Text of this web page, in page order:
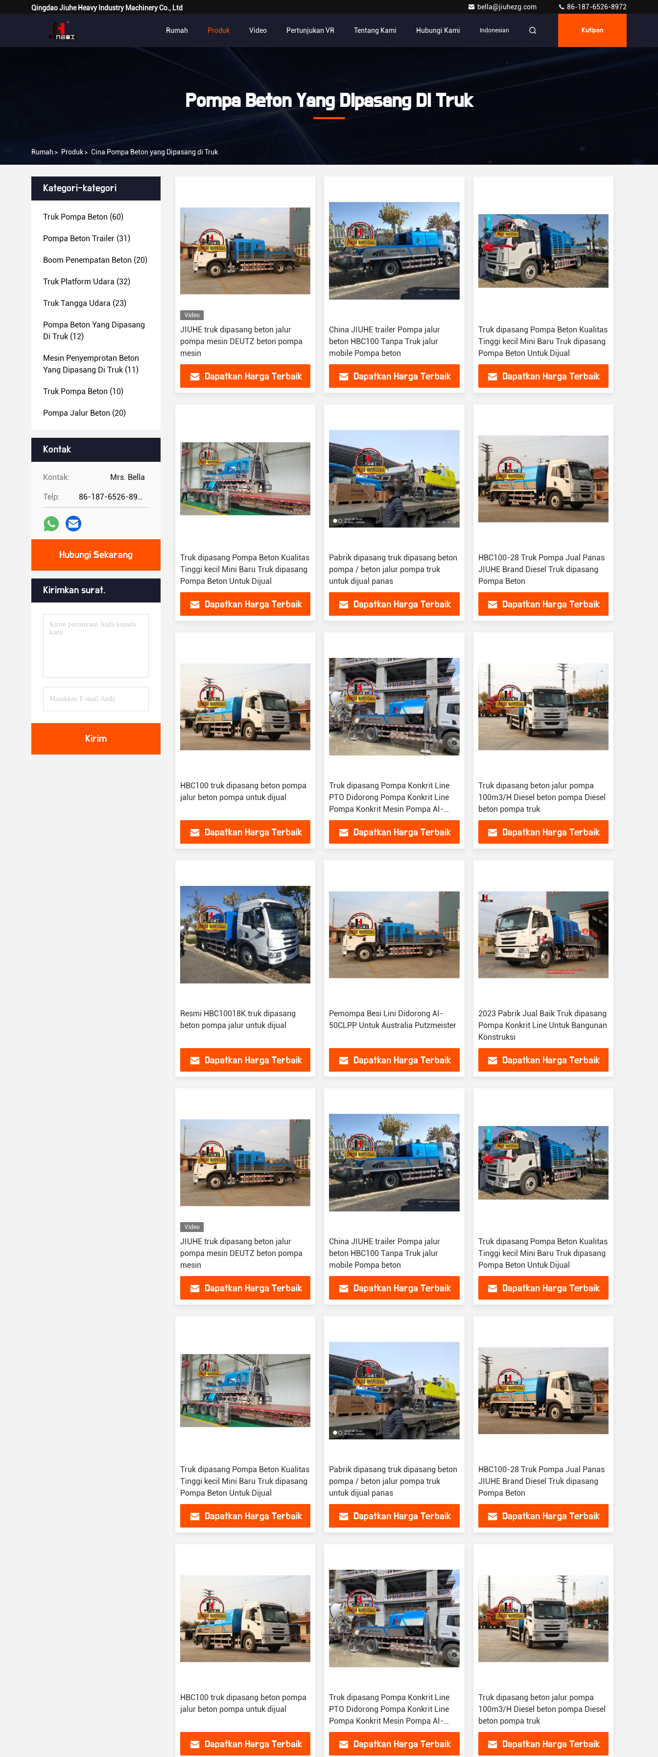
Qingdao Jiuhe Heavy Industry Machinery Co., Ltd bella@jiuhezg.com 86-187-6526-8972
Rumah Produk Video Pertunjukan VR Tentang Kami Hubungi Kami Indonesian Kutipan
Pompa Beton Yang Dipasang Di Truk
Rumah > Produk> Cina Pompa Beton yang Dipasang di Truk
Kategori-kategori
Truk Pompa Beton (60)
Pompa Beton Trailer (31)
Boom Penempatan Beton (20)
Truk Platform Udara (32)
Truk Tangga Udara (23)
Pompa Beton Yang Dipasang
Di Truk (12)
Mesin Penyemprotan Beton
Yang Dipasang Di Truk (11)
Truk Pompa Beton (10)
Pompa Jalur Beton (20)
Kontak
Kontak: Mrs. Bella
Telp: 86-187-6526-8972
Hubungi Sekarang
Kirimkan surat.
Kirim
Video
JIUHE truk dipasang beton jalur
pompa mesin DEUTZ beton pompa
mesin
Dapatkan Harga Terbaik
China JIUHE trailer Pompa jalur
beton HBC100 Tanpa Truk jalur
mobile Pompa beton
Dapatkan Harga Terbaik
Truk dipasang Pompa Beton Kualitas
Tinggi kecil Mini Baru Truk dipasang
Pompa Beton Untuk Dijual
Dapatkan Harga Terbaik
Truk dipasang Pompa Beton Kualitas
Tinggi kecil Mini Baru Truk dipasang
Pompa Beton Untuk Dijual
Dapatkan Harga Terbaik
Pabrik dipasang truk dipasang beton
pompa / beton jalur pompa truk
untuk dijual panas
Dapatkan Harga Terbaik
HBC100-28 Truk Pompa Jual Panas
JIUHE Brand Diesel Truk dipasang
Pompa Beton
Dapatkan Harga Terbaik
HBC100 truk dipasang beton pompa
jalur beton pompa untuk dijual
Dapatkan Harga Terbaik
Truk dipasang Pompa Konkrit Line
PTO Didorong Pompa Konkrit Line
Pompa Konkrit Mesin Pompa AI-
50CLPP
Dapatkan Harga Terbaik
Truk dipasang beton jalur pompa
100m3/H Diesel beton pompa Diesel
beton pompa truk
Dapatkan Harga Terbaik
Resmi HBC10018K truk dipasang
beton pompa jalur untuk dijual
Dapatkan Harga Terbaik
Pemompa Besi Lini Didorong AI-
50CLPP Untuk Australia Putzmeister
Dapatkan Harga Terbaik
2023 Pabrik Jual Baik Truk dipasang
Pompa Konkrit Line Untuk Bangunan
Konstruksi
Dapatkan Harga Terbaik
Video
JIUHE truk dipasang beton jalur
pompa mesin DEUTZ beton pompa
mesin
Dapatkan Harga Terbaik
China JIUHE trailer Pompa jalur
beton HBC100 Tanpa Truk jalur
mobile Pompa beton
Dapatkan Harga Terbaik
Truk dipasang Pompa Beton Kualitas
Tinggi kecil Mini Baru Truk dipasang
Pompa Beton Untuk Dijual
Dapatkan Harga Terbaik
Truk dipasang Pompa Beton Kualitas
Tinggi kecil Mini Baru Truk dipasang
Pompa Beton Untuk Dijual
Dapatkan Harga Terbaik
Pabrik dipasang truk dipasang beton
pompa / beton jalur pompa truk
untuk dijual panas
Dapatkan Harga Terbaik
HBC100-28 Truk Pompa Jual Panas
JIUHE Brand Diesel Truk dipasang
Pompa Beton
Dapatkan Harga Terbaik
HBC100 truk dipasang beton pompa
jalur beton pompa untuk dijual
Dapatkan Harga Terbaik
Truk dipasang Pompa Konkrit Line
PTO Didorong Pompa Konkrit Line
Pompa Konkrit Mesin Pompa AI-
50CLPP
Dapatkan Harga Terbaik
Truk dipasang beton jalur pompa
100m3/H Diesel beton pompa Diesel
beton pompa truk
Dapatkan Harga Terbaik